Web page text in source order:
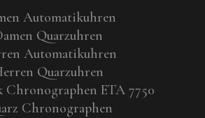
Automatikuhren
Quarzuhren
Automatikuhren
Quarzuhren
ETA 7750
Chronographen